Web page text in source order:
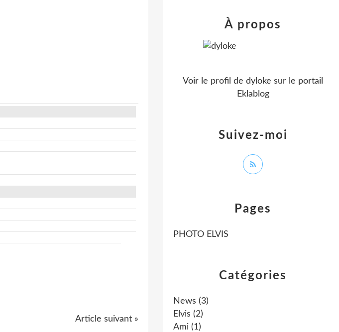
Article suivant »
Catégories
News (3)
Elvis (2)
Ami (1)
Pages
PHOTO ELVIS
Suivez-moi
À propos
Voir le profil de dyloke sur le portail
Eklablog